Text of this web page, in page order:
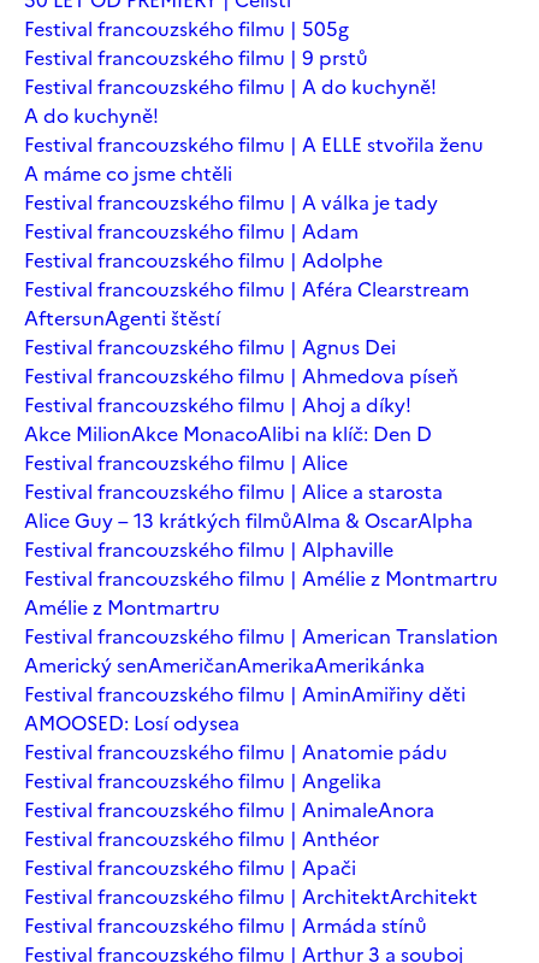
Festival francouzského filmu | 505g
Festival francouzského filmu | 9 prstů
Festival francouzského filmu | A do kuchyně!
A do kuchyně!
Festival francouzského filmu | A ELLE stvořila ženu
A máme co jsme chtěli
Festival francouzského filmu | A válka je tady
Festival francouzského filmu | Adam
Festival francouzského filmu | Adolphe
Festival francouzského filmu | Aféra Clearstream
AftersunAgenti štěstí
Festival francouzského filmu | Agnus Dei
Festival francouzského filmu | Ahmedova píseň
Festival francouzského filmu | Ahoj a díky!
Akce MilionAkce MonacoAlibi na klíč: Den D
Festival francouzského filmu | Alice
Festival francouzského filmu | Alice a starosta
Alice Guy – 13 krátkých filmůAlma & OscarAlpha
Festival francouzského filmu | Alphaville
Festival francouzského filmu | Amélie z Montmartru
Amélie z Montmartru
Festival francouzského filmu | American Translation
Americký senAmeričanAmerikaAmerikánka
Festival francouzského filmu | AminAmiřiny děti
AMOOSED: Losí odysea
Festival francouzského filmu | Anatomie pádu
Festival francouzského filmu | Angelika
Festival francouzského filmu | AnimaleAnora
Festival francouzského filmu | Anthéor
Festival francouzského filmu | Apači
Festival francouzského filmu | ArchitektArchitekt
Festival francouzského filmu | Armáda stínů
Festival francouzského filmu | Arthur 3 a souboj